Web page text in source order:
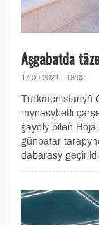
Aşgabatda
17.09.2021 - 18:02
Türkmenistanyň
mynasybetli
şaýoly bilen
günbatar
dabarasy